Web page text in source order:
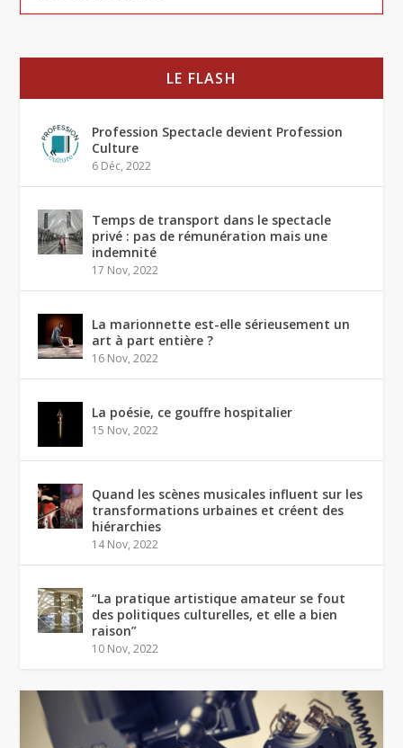
LE FLASH
Profession Spectacle devient Profession
Culture
6 Déc, 2022
Temps de transport dans le spectacle
privé : pas de rémunération mais une
indemnité
17 Nov, 2022
La marionnette est-elle sérieusement un
art à part entière ?
16 Nov, 2022
La poésie, ce gouffre hospitalier
15 Nov, 2022
Quand les scènes musicales influent sur les
transformations urbaines et créent des
hiérarchies
14 Nov, 2022
“La pratique artistique amateur se fout
des politiques culturelles, et elle a bien
raison”
10 Nov, 2022